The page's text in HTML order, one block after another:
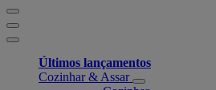
Últimos lançamentos
Cozinhar & Assar